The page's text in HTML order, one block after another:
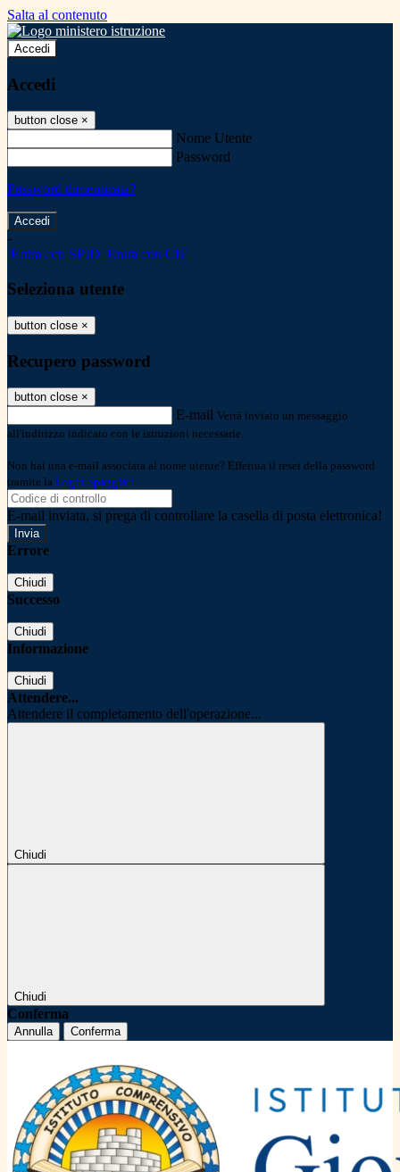
Salta al contenuto
Accedi
Accedi
button close ×
Nome Utente
Password
Password dimenticata?
-
Entra con SPID Entra con CIE
Seleziona utente
button close ×
Recupero password
button close ×
E-mail Verrà inviato un messaggio
all'indirizzo indicato con le istruzioni necessarie.
Non hai una e-mail associata al nome utente? Effettua il reset della password
tramite la Login Spaggiari
E-mail inviata, si prega di controllare la casella di posta elettronica!
Errore
Chiudi
Successo
Chiudi
Informazione
Chiudi
Attendere...
Attendere il completamento dell'operazione...
Chiudi
Chiudi
Conferma
Annulla Conferma